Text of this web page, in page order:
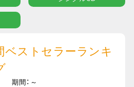
ベストセラーランキ
期間：～